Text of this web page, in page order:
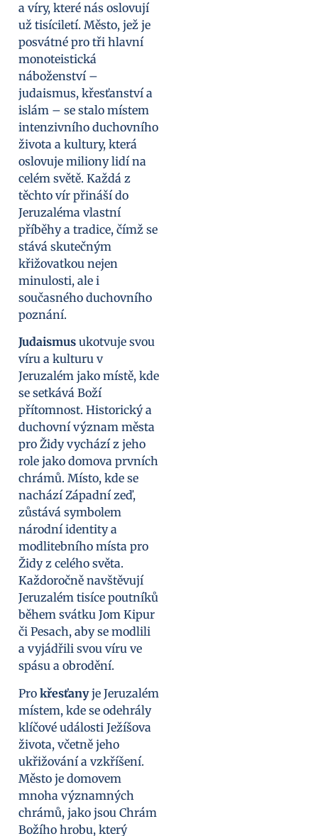
a víry, které nás oslovují
už tisíciletí. Město, jež je
posvátné pro tři hlavní
monoteistická
náboženství –
judaismus, křesťanství a
islám – se stalo místem
intenzivního duchovního
života a kultury, která
oslovuje miliony lidí na
celém světě. Každá z
těchto vír přináší do
Jeruzaléma vlastní
příběhy a tradice, čímž se
stává skutečným
křižovatkou nejen
minulosti, ale i
současného duchovního
poznání.
Judaismus ukotvuje svou
víru a kulturu v
Jeruzalém jako místě, kde
se setkává Boží
přítomnost. Historický a
duchovní význam města
pro Židy vychází z jeho
role jako domova prvních
chrámů. Místo, kde se
nachází Západní zeď,
zůstává symbolem
národní identity a
modlitebního místa pro
Židy z celého světa.
Každoročně navštěvují
Jeruzalém tisíce poutníků
během svátku Jom Kipur
či Pesach, aby se modlili
a vyjádřili svou víru ve
spásu a obrodění.
Pro křesťanyje Jeruzalém
místem, kde se odehrály
klíčové události Ježíšova
života, včetně jeho
ukřižování a vzkříšení.
Město je domovem
mnoha významných
chrámů, jako jsou Chrám
Božího hrobu, který